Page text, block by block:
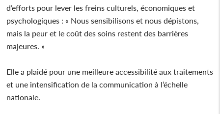
d’efforts pour lever les freins culturels, économiques et
psychologiques : « Nous sensibilisons et nous dépistons,
mais la peur et le coût des soins restent des barrières
majeures. »
Elle a plaidé pour une meilleure accessibilité aux traitements
et une intensification de la communication à l’échelle
nationale.